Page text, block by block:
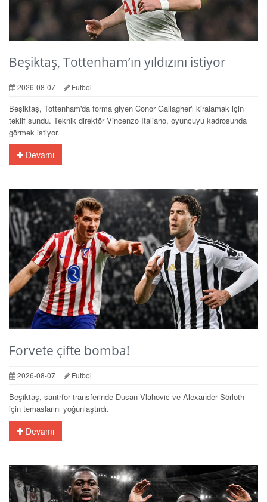
Beşiktaş, Tottenham’ın yıldızını istiyor
2026-08-07 Futbol
Beşiktaş, Tottenham'da forma giyen Conor Gallagher'ı kiralamak için
teklif sundu. Teknik direktör Vincenzo Italiano, oyuncuyu kadrosunda
görmek istiyor.
Devamı
Forvete çifte bomba!
2026-08-07 Futbol
Beşiktaş, santrfor transferinde Dusan Vlahovic ve Alexander Sörloth
için temaslarını yoğunlaştırdı.
Devamı